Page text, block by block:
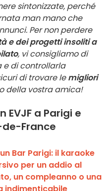
sintonizzate, perché
man mano che
Per non perdere
e dei progetti insoliti a
, vi consigliamo di
e di controllarla
di trovare lemigliori
della vostra amica!
a Parigi e
France
Bar Parigi: il karaoke
per un addio al
un compleanno o una